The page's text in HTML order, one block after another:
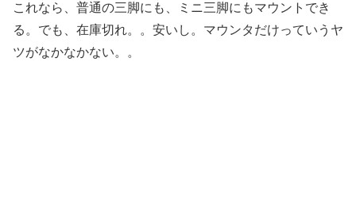
これなら、普通の三脚にも、ミニ三脚にもマウントでき
る。でも、在庫切れ。。安いし。マウンタだけっていうヤ
ツがなかなかない。。